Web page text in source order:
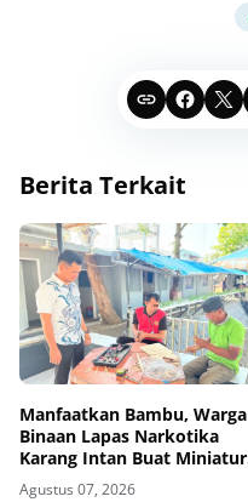
Berita Terkait
Manfaatkan Bambu, Warga
Binaan Lapas Narkotika
Karang Intan Buat Miniatur
Gantungan Kunci Abjad
Agustus 07, 2026